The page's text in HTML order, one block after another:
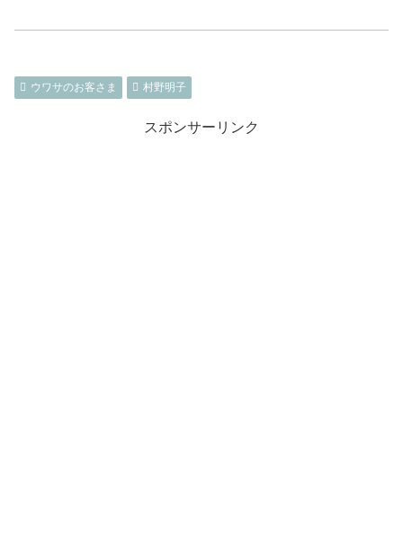
ウワサのお客さま 村野明子
スポンサーリンク